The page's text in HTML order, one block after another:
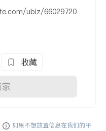
ubiz/66029720
收藏
如果不想放置信息在我们的平